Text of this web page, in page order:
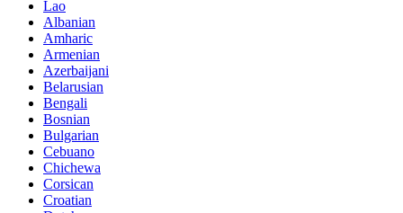
Lao
Albanian
Amharic
Armenian
Azerbaijani
Belarusian
Bengali
Bosnian
Bulgarian
Cebuano
Chichewa
Corsican
Croatian